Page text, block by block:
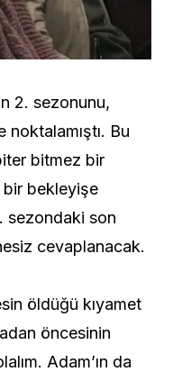
2. sezonunu,
Bu
bitmez bir
bir bekleyişe
sezondaki son
cevaplanacak.
öldüğü kıyamet
öncesinin
Adam’ın da